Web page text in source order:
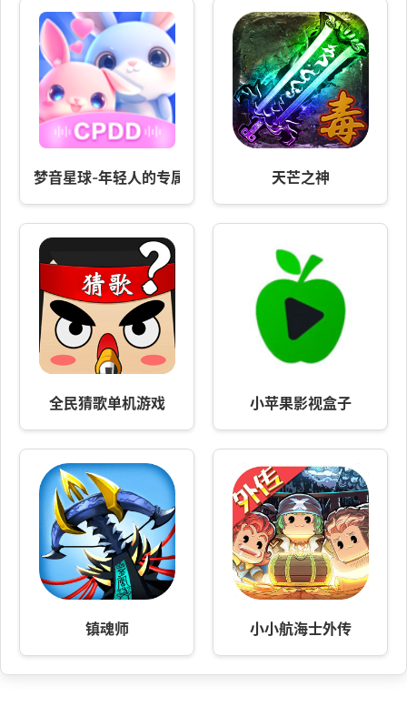
梦音星球-年轻人的专属社交软件 天芒之神
全民猜歌单机游戏 小苹果影视盒子
镇魂师 小小航海士外传